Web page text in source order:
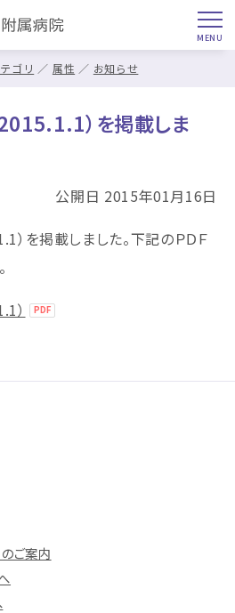
ゴリ 属性 お知らせ
）を掲載しま
公開日 2015年01月16日
）を掲載しました。下記のＰＤＦ
）
ご案内